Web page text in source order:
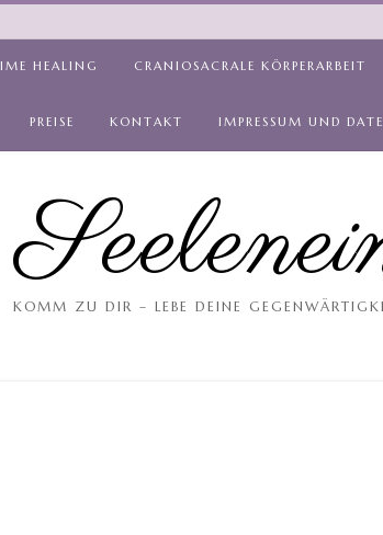
HEALING CRANIOSACRALE KÖRPERARBEIT
PREISE KONTAKT IMPRESSUM UND
KOMM ZU DIR – LEBE DEINE